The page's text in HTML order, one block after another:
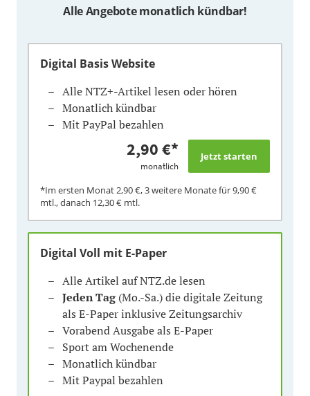
Alle Angebote monatlich kündbar!
Digital Basis Website
Alle NTZ+-Artikel lesen oder hören
Monatlich kündbar
Mit PayPal bezahlen
2,90 €*
monatlich
*Im ersten Monat2,90 €, 3 weitere Monate für9,90 €
mtl., danach 12,30 € mtl.
Digital Voll mit E-Paper
Alle Artikel auf NTZ.de lesen
Jeden Tag(Mo.-Sa.) die digitale Zeitung
als E-Paper inklusive Zeitungsarchiv
Vorabend Ausgabe als E-Paper
Sport am Wochenende
Monatlich kündbar
Mit Paypal bezahlen